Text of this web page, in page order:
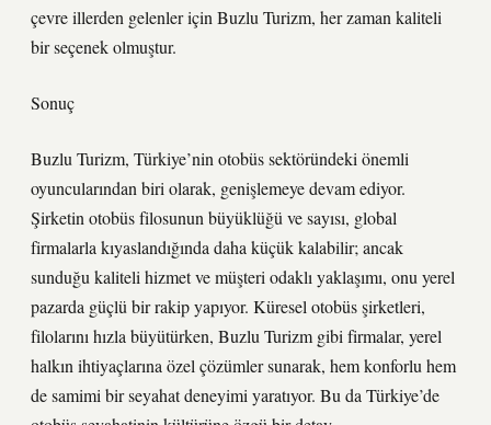
çevre illerden gelenler için Buzlu Turizm, her zaman kaliteli
bir seçenek olmuştur.
Sonuç
Buzlu Turizm, Türkiye’nin otobüs sektöründeki önemli
oyuncularından biri olarak, genişlemeye devam ediyor.
Şirketin otobüs filosunun büyüklüğü ve sayısı, global
firmalarla kıyaslandığında daha küçük kalabilir; ancak
sunduğu kaliteli hizmet ve müşteri odaklı yaklaşımı, onu yerel
pazarda güçlü bir rakip yapıyor. Küresel otobüs şirketleri,
filolarını hızla büyütürken, Buzlu Turizm gibi firmalar, yerel
halkın ihtiyaçlarına özel çözümler sunarak, hem konforlu hem
de samimi bir seyahat deneyimi yaratıyor. Bu da Türkiye’de